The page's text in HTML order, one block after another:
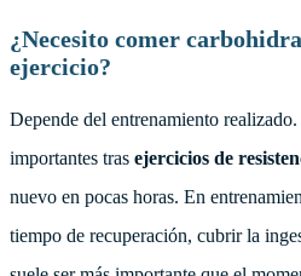
¿Necesito comer
ejercicio?
Depende del entrenamiento
importantes tras ejercicios de
nuevo en pocas horas. En
tiempo de recuperación, cubrir la